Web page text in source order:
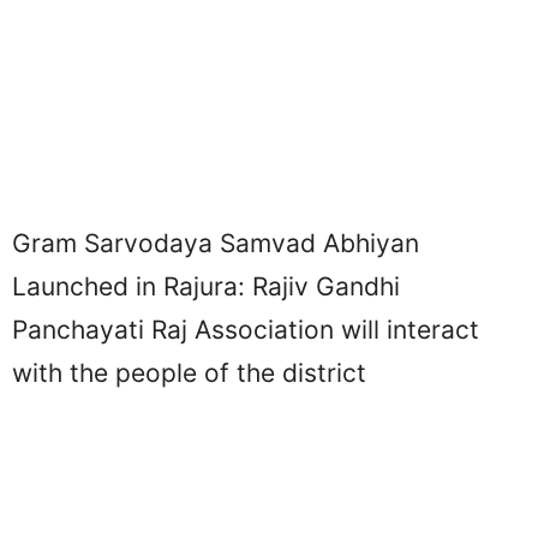
Gram Sarvodaya Samvad Abhiyan
Launched in Rajura: Rajiv Gandhi
Panchayati Raj Association will interact
with the people of the district